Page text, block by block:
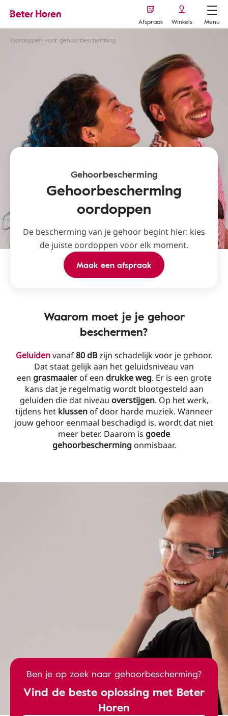
Afspraak Winkels
Menu
Oordoppen voor gehoorbescherming
Gehoorbescherming
Gehoorbescherming
oordoppen
De bescherming van je gehoor begint hier: kies
de juiste oordoppen voor elk moment.
Maak een afspraak
Waarom moet je je gehoor
beschermen?
Geluidenvanaf80 dBzijn schadelijk voor je gehoor.
Dat staat gelijk aan het geluidsniveau van
een grasmaaierof een drukke weg. Er is een grote
kans dat je regelmatig wordt blootgesteld aan
geluiden die dat niveau overstijgen. Op het werk,
tijdens het klussenof door harde muziek. Wanneer
jouw gehoor eenmaal beschadigd is, wordt dat niet
meer beter. Daarom is goede
gehoorbeschermingonmisbaar.
Ben je op zoek naar gehoorbescherming?
Vind de beste oplossing met Beter
Horen